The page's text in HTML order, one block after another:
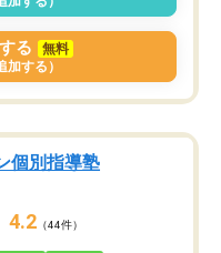
り
た
る
無料
加する）
個別指導塾
4.2 （44件）